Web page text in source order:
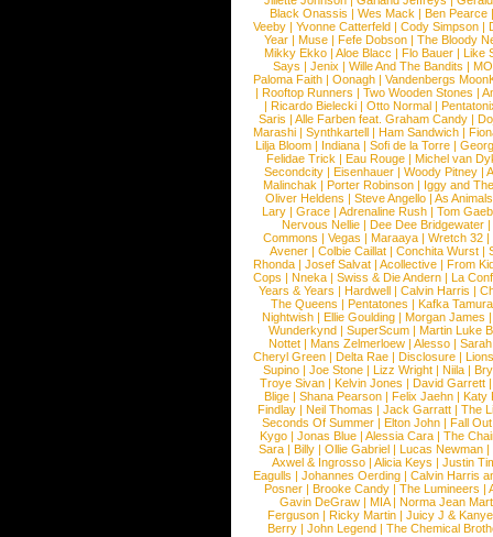
Black Onassis | Wes Mack | Ben Pearce
Veeby | Yvonne Catterfeld | Cody Simpson |
Year |Muse |Fefe Dobson |The Bloody
Mikky Ekko | Aloe Blacc | Flo Bauer | Like
Says | Jenix | Wille And The Bandits | MO
Paloma Faith |Oonagh |Vandenbergs
|Rooftop Runners |Two Wooden Stones |
| Ricardo Bielecki | Otto Normal |
Saris | Alle Farben feat. Graham Candy |
Marashi | Synthkartell | Ham Sandwich |
Lilja Bloom | Indiana | Sofi de la Torre |
Felidae Trick | Eau Rouge | Michel van
Secondcity |Eisenhauer |Woody Pitney |
Malinchak |Porter Robinson | Iggy and
Oliver Heldens |Steve Angello |As Animals
Lary | Grace | Adrenaline Rush | Tom
Nervous Nellie | Dee Dee Bridgewater |
Commons |Vegas |Maraaya |Wretch 32 |
Avener | Colbie Caillat | Conchita Wurst |
Rhonda | Josef Salvat | Acollective | From
Cops | Nneka | Swiss & Die Andern | La
Years & Years |Hardwell |Calvin Harris |
The Queens | Pentatones | Kafka Tamura
Nightwish |Ellie Goulding |Morgan James
Wunderkynd | SuperScum | Martin Luke
Nottet |Mans Zelmerloew |Alesso |
Cheryl Green |Delta Rae |Disclosure |
Supino |Joe Stone |Lizz Wright |Niila |
Troye Sivan | Kelvin Jones | David Garrett
Blige | Shana Pearson | Felix Jaehn | Katy
Findlay |Neil Thomas |Jack Garratt |The
Seconds Of Summer |Elton John |Fall
Kygo |Jonas Blue |Alessia Cara |The
Sara |Billy |Ollie Gabriel |Lucas Newman |
Axwel & Ingrosso | Alicia Keys | Justin
Eagulls |Johannes Oerding |Calvin Harris
Posner |Brooke Candy |The Lumineers |
Gavin DeGraw | MIA| Norma Jean
Ferguson | Ricky Martin | Juicy J &
Berry | John Legend | The Chemical